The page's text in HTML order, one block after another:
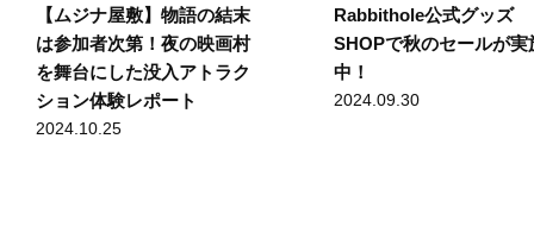
【ムジナ屋敷】物語の結末
は参加者次第！夜の映画村
を舞台にした没入アトラク
ション体験レポート
2024.10.25
Rabbithole公式グッズ
SHOPで秋のセールが実
中！
2024.09.30